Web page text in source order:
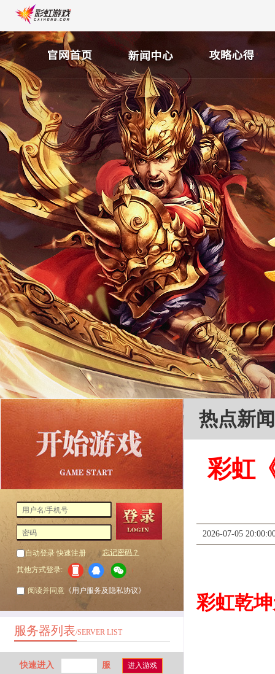
热点新闻
彩虹
2026-07-05
彩虹乾
自动登录 忘记密码？
快速注册
其他方式登录:
阅读并同意 《用户服务及隐私协议》
服务器列表/SERVER LIST
快速进入 服 进入游戏